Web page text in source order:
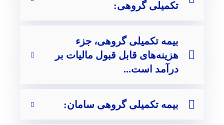
تکمیلی گروهی:
بیمه تکمیلی گروهی، جزء
هزینه‌های قابل قبول مالیات بر
درآمد است...
بیمه تکمیلی گروهی سامان: